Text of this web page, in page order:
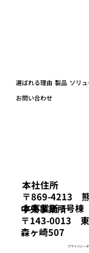
の
テ
本社住所
〒869-4213 熊
本事業所 3号棟
​中央事業所
〒143-0013 東
森ヶ崎507
選ばれる理由 製品 ソリ
お問い合わせ
プライバシー